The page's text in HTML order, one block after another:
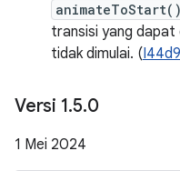
animateToStart()
transisi yang dapat
tidak dimulai. (
Versi 1.5.0
1 Mei 2024